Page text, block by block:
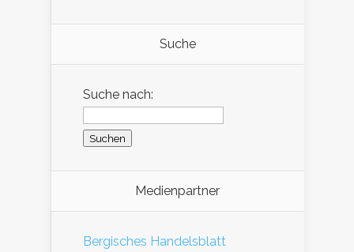
Suche
Suche nach:
Medienpartner
Bergisches Handelsblatt